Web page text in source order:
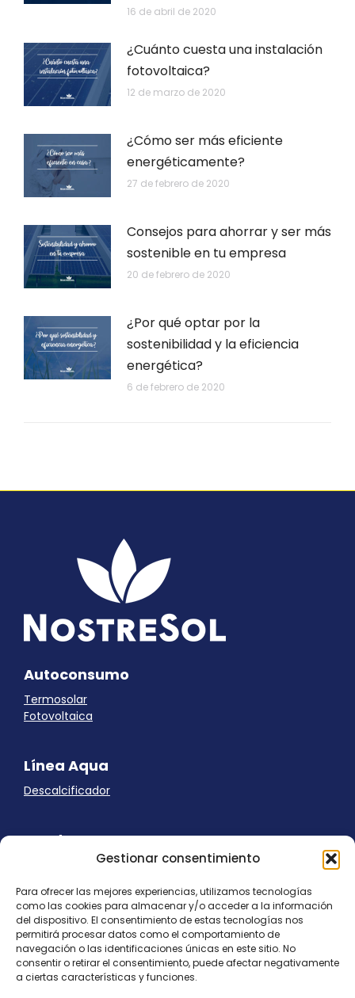
Gestionar consentimiento
Para ofrecer las mejores experiencias, utilizamos tecnologías
como las cookies para almacenar y/o acceder a la información
del dispositivo. El consentimiento de estas tecnologías nos
permitirá procesar datos como el comportamiento de
navegación o las identificaciones únicas en este sitio. No
consentir o retirar el consentimiento, puede afectar negativamente
a ciertas características y funciones.
16 de abril de 2020
¿Cuánto cuesta una instalación
fotovoltaica?
12 de marzo de 2020
¿Cómo ser más eficiente
energéticamente?
27 de febrero de 2020
Consejos para ahorrar y ser más
sostenible en tu empresa
20 de febrero de 2020
¿Por qué optar por la
sostenibilidad y la eficiencia
energética?
6 de febrero de 2020
Autoconsumo
Termosolar
Fotovoltaica
Línea Aqua
Descalcificador
Ayuda
Panel Cookies
Política de privacidad
contacto@nostresol.com
Canal de Denuncias